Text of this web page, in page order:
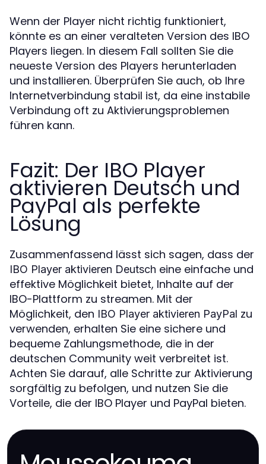
Wenn der Player nicht richtig funktioniert,
könnte es an einer veralteten Version des IBO
Players liegen. In diesem Fall sollten Sie die
neueste Version des Players herunterladen
und installieren. Überprüfen Sie auch, ob Ihre
Internetverbindung stabil ist, da eine instabile
Verbindung oft zu Aktivierungsproblemen
führen kann.
Fazit: Der IBO Player
aktivieren Deutsch und
PayPal als perfekte
Lösung
Zusammenfassend lässt sich sagen, dass der
IBO Player aktivieren Deutsch eine einfache und
effektive Möglichkeit bietet, Inhalte auf der
IBO-Plattform zu streamen. Mit der
Möglichkeit, den IBO Player aktivieren PayPal zu
verwenden, erhalten Sie eine sichere und
bequeme Zahlungsmethode, die in der
deutschen Community weit verbreitet ist.
Achten Sie darauf, alle Schritte zur Aktivierung
sorgfältig zu befolgen, und nutzen Sie die
Vorteile, die der IBO Player und PayPal bieten.